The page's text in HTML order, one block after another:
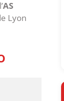
AS
Lyon